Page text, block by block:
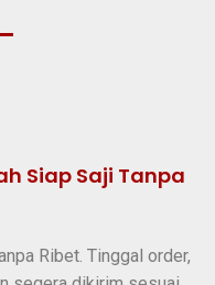
Siap Saji Tanpa
Ribet. Tinggal order,